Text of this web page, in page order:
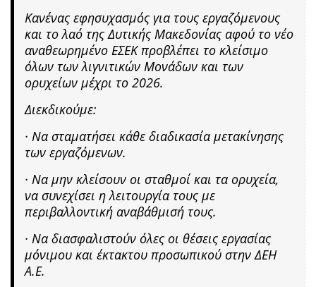
Κανένας εφησυχασμός για τους εργαζόμενους
και το λαό της Δυτικής Μακεδονίας αφού το νέο
αναθεωρημένο ΕΣΕΚ προβλέπει το κλείσιμο
όλων των λιγνιτικών Μονάδων και των
ορυχείων μέχρι το 2026.
Διεκδικούμε:
· Να σταματήσει κάθε διαδικασία μετακίνησης
των εργαζόμενων.
· Να μην κλείσουν οι σταθμοί και τα ορυχεία,
να συνεχίσει η λειτουργία τους με
περιβαλλοντική αναβάθμισή τους.
· Να διασφαλιστούν όλες οι θέσεις εργασίας
μόνιμου και έκτακτου προσωπικού στην ΔΕΗ
Α.Ε.